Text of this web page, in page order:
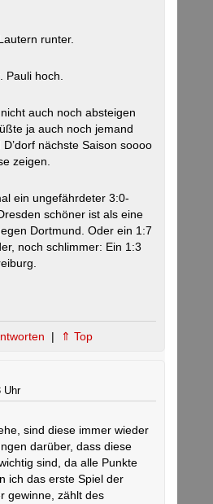
runter.
Pauli hoch.
auch noch absteigen
ja auch noch jemand
nächste Saison soooo
zeigen.
ein ungefährdeter 3:0-
schöner ist als eine
Dortmund. Oder ein 1:7
noch schlimmer: Ein 1:3
| ⇑ Top
Uhr
sind diese immer wieder
darüber, dass diese
sind, da alle Punkte
ich das erste Spiel der
gewinne, zählt des